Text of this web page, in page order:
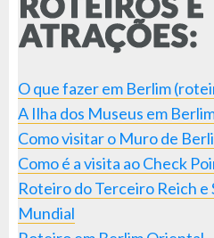
O que fazer em Berlim
A Ilha dos Museus em
Como visitar o Muro de
Como é a visita ao Check
Roteiro do Terceiro Reich e
Mundial